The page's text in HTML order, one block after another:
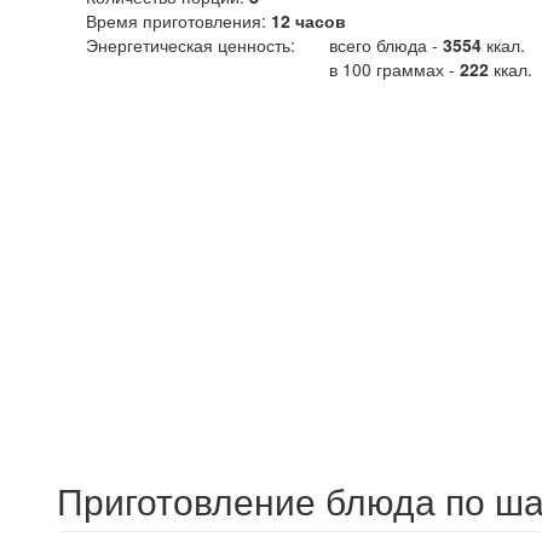
Время приготовления: 12 часов
Энергетическая ценность:
всего блюда - 3554 ккал.
в 100 граммах - 222 ккал.
Приготовление блюда по